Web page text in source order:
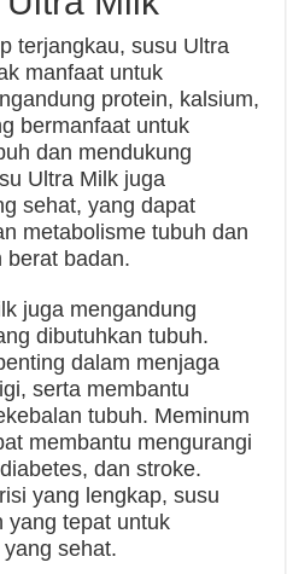
terjangkau, susu Ultra
manfaat untuk
protein, kalsium,
bermanfaat untuk
dan mendukung
Ultra Milk juga
sehat, yang dapat
metabolisme tubuh dan
berat badan.
juga mengandung
dibutuhkan tubuh.
dalam menjaga
serta membantu
tubuh. Meminum
membantu mengurangi
dan stroke.
yang lengkap, susu
yang tepat untuk
sehat.